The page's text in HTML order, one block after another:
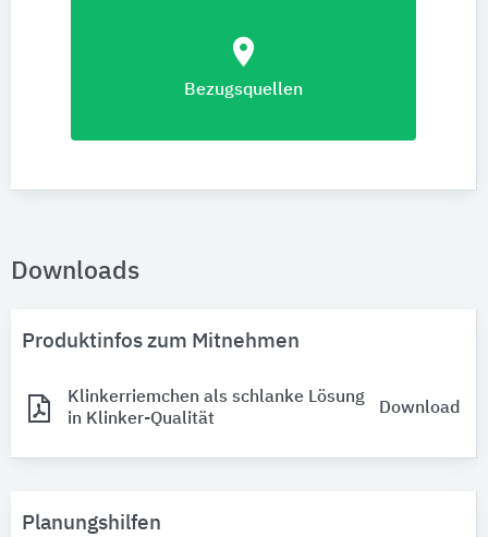
location_on
Bezugsquellen
Downloads
Produktinfos zum Mitnehmen
Klinkerriemchen als schlanke Lösung
in Klinker-Qualität
Download
Planungshilfen